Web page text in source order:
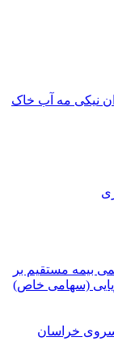
نیکی مه آب خاک
بیمه مستقیم بر
(سهامی خاص)
خراسان